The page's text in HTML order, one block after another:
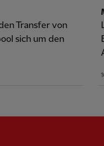
Transfer von
sich um den